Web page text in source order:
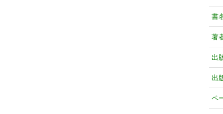
書
著
出
出
ペ